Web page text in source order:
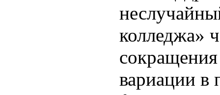
колледжа»
вариации в